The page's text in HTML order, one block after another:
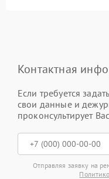
Контактная
Если требуется
свои данные и
проконсультирует
Отправляя заявку на